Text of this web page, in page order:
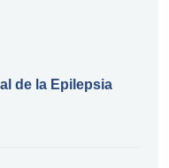
de la Epilepsia